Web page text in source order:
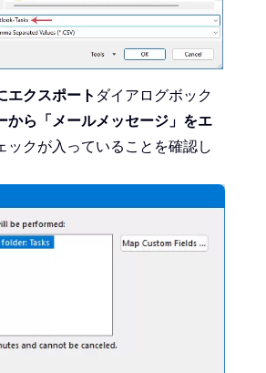
エクスポート ダイアログボック
から「メールメッセージ」をエ
ックが入っていることを確認し